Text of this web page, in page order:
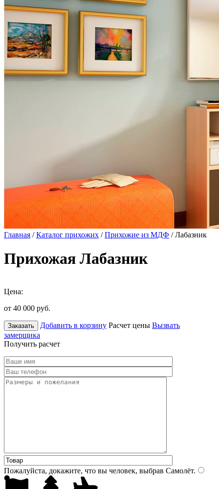
Главная /Каталог прихожих /Прихожие из МДФ / Лабазник
Прихожая Лабазник
Цена:
от 40 000 руб.
Заказать Добавить в корзину Расчет цены Вызвать
замерщика
Получить расчет
Пожалуйста, докажите, что вы человек, выбрав Самолёт.